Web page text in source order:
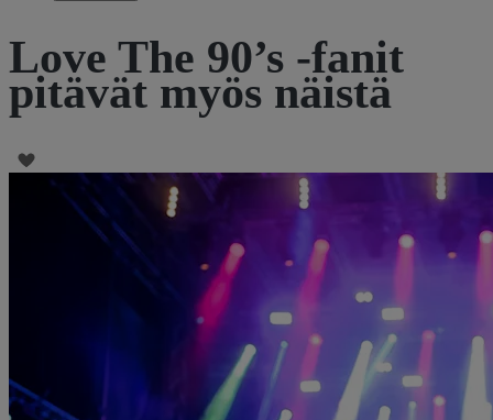
Love The 90’s -fanit
pitävät myös näistä